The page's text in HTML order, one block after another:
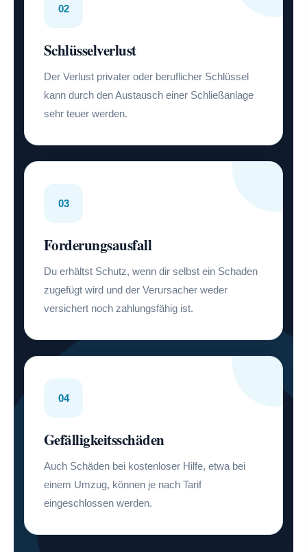
02
Schlüsselverlust
Der Verlust privater oder beruflicher Schlüssel
kann durch den Austausch einer Schließanlage
sehr teuer werden.
03
Forderungsausfall
Du erhältst Schutz, wenn dir selbst ein Schaden
zugefügt wird und der Verursacher weder
versichert noch zahlungsfähig ist.
04
Gefälligkeitsschäden
Auch Schäden bei kostenloser Hilfe, etwa bei
einem Umzug, können je nach Tarif
eingeschlossen werden.